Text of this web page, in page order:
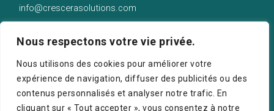
Nous respectons votre vie privée.
Nous utilisons des cookies pour améliorer votre
expérience de navigation, diffuser des publicités ou des
contenus personnalisés et analyser notre trafic. En
cliquant sur « Tout accepter », vous consentez à notre
info@crescerasolutions.com
50 route d’Esch (2ème étage), Luxembourg